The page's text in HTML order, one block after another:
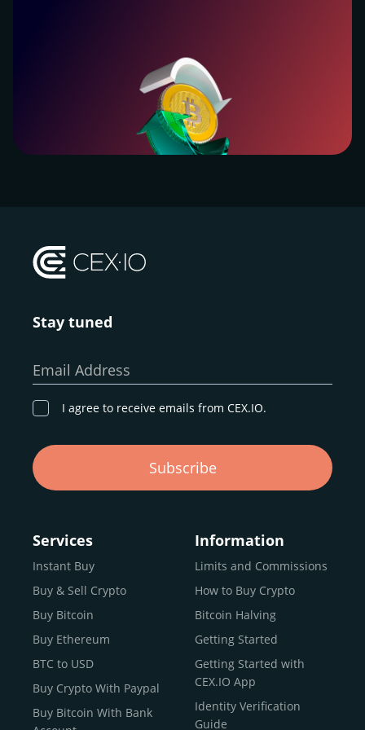
mehr regulatorische Compliance, um Sicherheiten
für DAI aus anderen als Krypto-Vermögenswerten
zu ermöglichen. Der Konflikt führte zur Kündigung
des CTO von MakerDAO.
Aufgrund außergewöhnlicher Marktvolatilität zu
ursprünglichen Wert von 1,00 USD zurückkehrte.
Rune Christensen, ein Entwickler, gründete 2014
Ein Open-Source-Projekt namens The Maker
umstrittenen zentralisierten Stablecoin-Systemen
DAI wurde 2017 offiziell im Maker Protocol
gestartet. DAI wurde geschaffen, um ein
auch Unternehmen ist und all dies erreichen kann,
Die Maker Foundation startete das Maker Protocol;
Organisation, die Kontrolle über die Plattform
übernommen und ist nun für das gesamte Maker
Protocol verantwortlich.
Wie funktioniert DAI?
DAI ist ein wirklich dezentralisierter Stablecoin, der
Stay tuned
Email Address
I agree to receive emails from CEX.IO.
Subscribe
Services
Instant Buy
Buy & Sell Crypto
Buy Bitcoin
Buy Ethereum
BTC to USD
Buy Crypto With Paypal
Buy Bitcoin With Bank
Information
Limits and Commissions
How to Buy Crypto
Bitcoin Halving
Getting Started
Getting Started with
CEX.IO App
Identity Verification
Guide